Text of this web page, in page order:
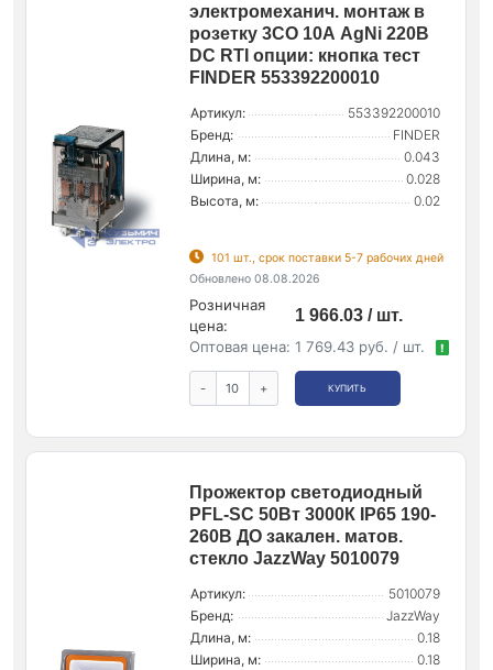
электромеханич. монтаж в
розетку 3CO 10А AgNi 220В
DC RTI опции: кнопка тест
FINDER 553392200010
Артикул:
553392200010
Бренд:
FINDER
Длина, м:
0.043
Ширина, м:
0.028
Высота, м:
0.02
101 шт., срок поставки 5-7 рабочих дней
Обновлено 08.08.2026
Розничная
цена:
1 966.03 / шт.
Оптовая цена: 1 769.43 руб. / шт. !
- + КУПИТЬ
Прожектор светодиодный
PFL-SC 50Вт 3000К IP65 190-
260В ДО закален. матов.
стекло JazzWay 5010079
Артикул:
5010079
Бренд:
JazzWay
Длина, м:
0.18
Ширина, м:
0.18